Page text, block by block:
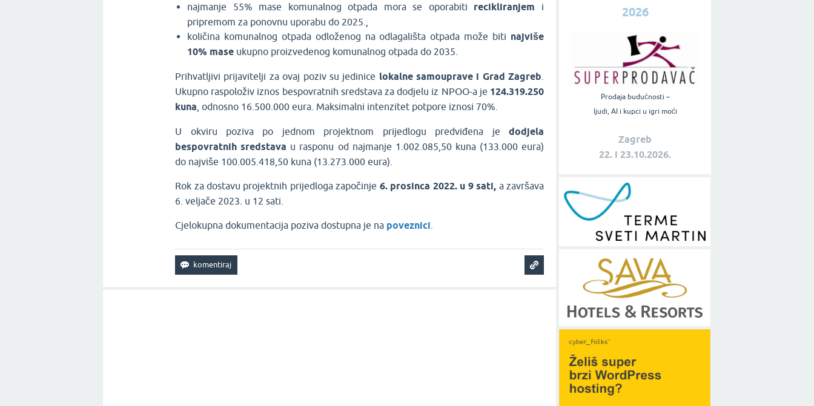
najmanje 55% mase komunalnog otpada mora se oporabiti recikliranjem i
pripremom za ponovnu uporabu do 2025.,
količina komunalnog otpada odloženog na odlagališta otpada može biti najviše
10% mase ukupno proizvedenog komunalnog otpada do 2035.
Prihvatljivi prijavitelji za ovaj poziv su jedinice lokalne samouprave i Grad Zagreb
Ukupno raspoloživ iznos bespovratnih sredstava za dodjelu iz NPOO-a je 124.319.250
kuna , odnosno 16.500.000 eura. Maksimalni intenzitet potpore iznosi 70%.
U okviru poziva po jednom projektnom prijedlogu predviđena je dodjela
bespovratnih sredstava u rasponu od najmanje 1.002.085,50 kuna (133.000 eura)
do najviše 100.005.418,50 kuna (13.273.000 eura).
Rok za dostavu projektnih prijedloga započinje 6. prosinca 2022. u 9 sati, a završava
6. veljače 2023. u 12 sati.
Cjelokupna dokumentacija poziva dostupna je na poveznici
2026
Prodaja budućnosti –
ljudi, AI i kupci u igri moći
Zagreb
22. i 23.10.2026.